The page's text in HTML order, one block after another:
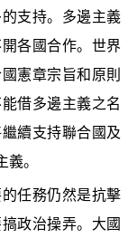
支持。多邊主義
各國合作。世界
憲章宗旨和原則
借多邊主義之名
續支持聯合國及
。
任務仍然是抗擊
政治操弄。大國